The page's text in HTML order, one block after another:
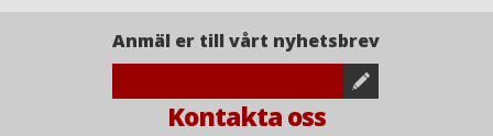
Anmäl er till vårt nyhetsbrev
Kontakta oss